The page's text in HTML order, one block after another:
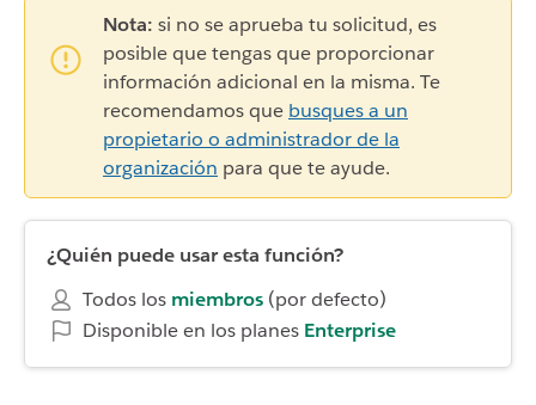
Nota: si no se aprueba tu solicitud, es
posible que tengas que proporcionar
información adicional en la misma. Te
recomendamos que busques a un
propietario o administrador de la
organización para que te ayude.
¿Quién puede usar esta función?
Todos los miembros (por defecto)
Disponible en los planes Enterprise